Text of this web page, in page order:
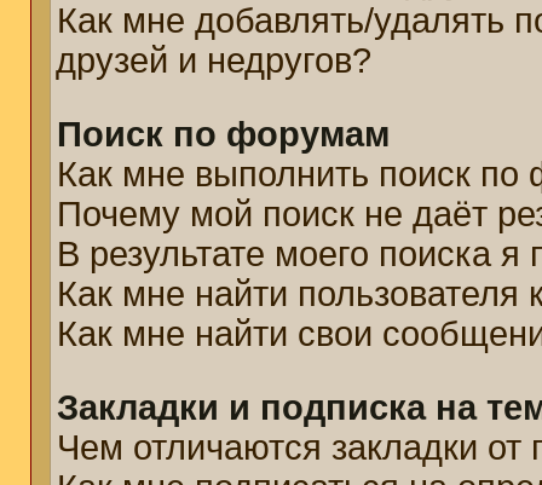
Как мне добавлять/удалять
друзей и недругов?
Поиск по форумам
Как мне выполнить поиск
Почему мой поиск не даёт
В результате моего поиска
Как мне найти пользователя
Как мне найти свои
Закладки и подписка на
Чем отличаются закладки от